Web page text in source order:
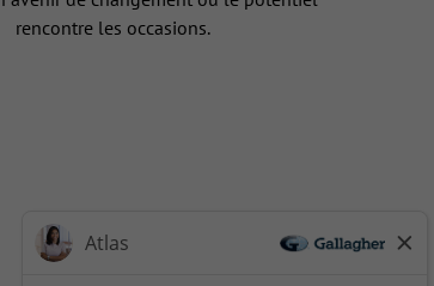
rencontre les occasions.